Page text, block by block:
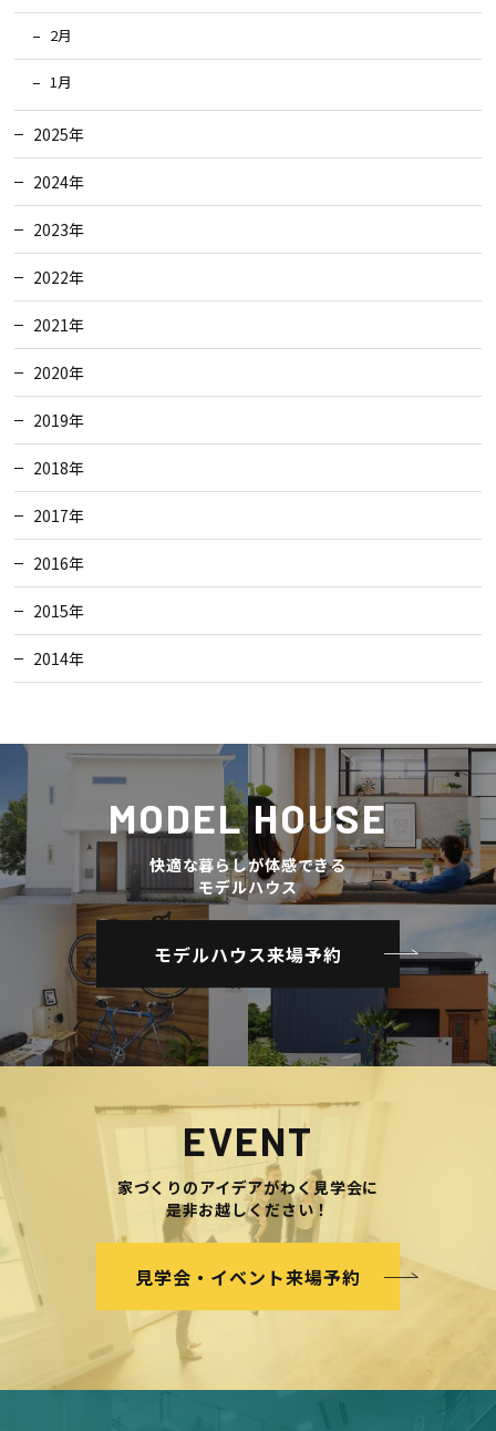
2月
1月
2025年
2024年
2023年
2022年
2021年
2020年
2019年
2018年
2017年
2016年
2015年
2014年
MODEL HOUSE
快適な暮らしが体感できる
モデルハウス
モデルハウス来場予約
EVENT
家づくりのアイデアがわく見学会に
是非お越しください！
見学会・イベント来場予約